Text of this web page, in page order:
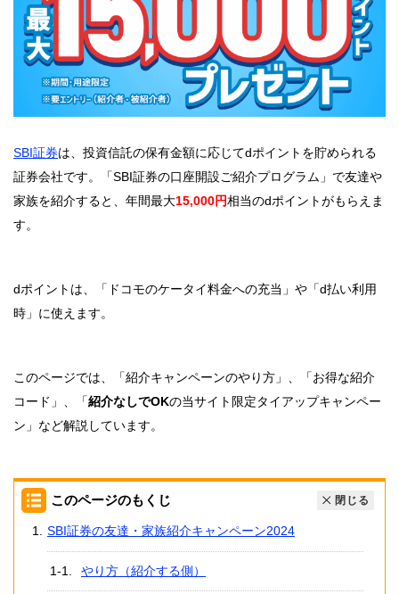
SBI証券は、投資信託の保有金額に応じてdポイントを貯められる
証券会社です。「SBI証券の口座開設ご紹介プログラム」で友達や
家族を紹介すると、年間最大15,000円相当のdポイントがもらえま
す。
dポイントは、「ドコモのケータイ料金への充当」や「d払い利用
時」に使えます。
このページでは、「紹介キャンペーンのやり方」、「お得な紹介
コード」、「紹介なしでOKの当サイト限定タイアップキャンペー
ン」など解説しています。
このページのもくじ 閉じる
SBI証券の友達・家族紹介キャンペーン2024
やり方（紹介する側）